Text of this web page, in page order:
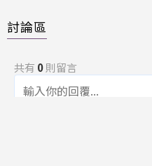
討論區
共有 0則留言